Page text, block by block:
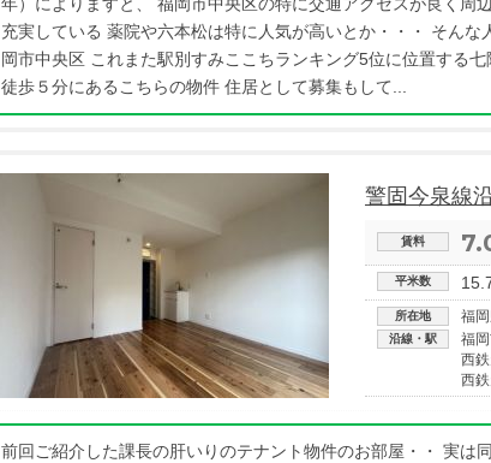
充実している 薬院や六本松は特に人気が高いとか・・・ そんな
岡市中央区 これまた駅別すみここちランキング5位に位置する七
徒歩５分にあるこちらの物件 住居として募集もして...
警固今泉線
賃料
平米数
所在地 福
沿線・駅
福
西
西
前回ご紹介した課長の肝いりのテナント物件のお部屋・・ 実は